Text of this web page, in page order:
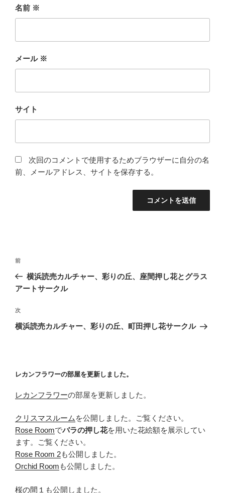
名前 ※
メール ※
サイト
次回のコメントで使用するためブラウザーに自分の名
前、メールアドレス、サイトを保存する。
投
ナ
ゲ
ー
前
の
投
前
横浜読売カルチャー、彩りの丘、座間押し花とグラス
アートサークル
次
の
次
横浜読売カルチャー、彩りの丘、町田押し花サークル
レカンフラワーの部屋を更新しました。
レカンフラワーの部屋を更新しました。
クリスマスルーム を公開しました。ご覧ください。
Rose Roomでバラの押し花を用いた花絵額を展示してい
ます。ご覧ください。
Rose Room 2も公開しました。
Orchid Room も公開しました。
桜の間１ も公開しました。